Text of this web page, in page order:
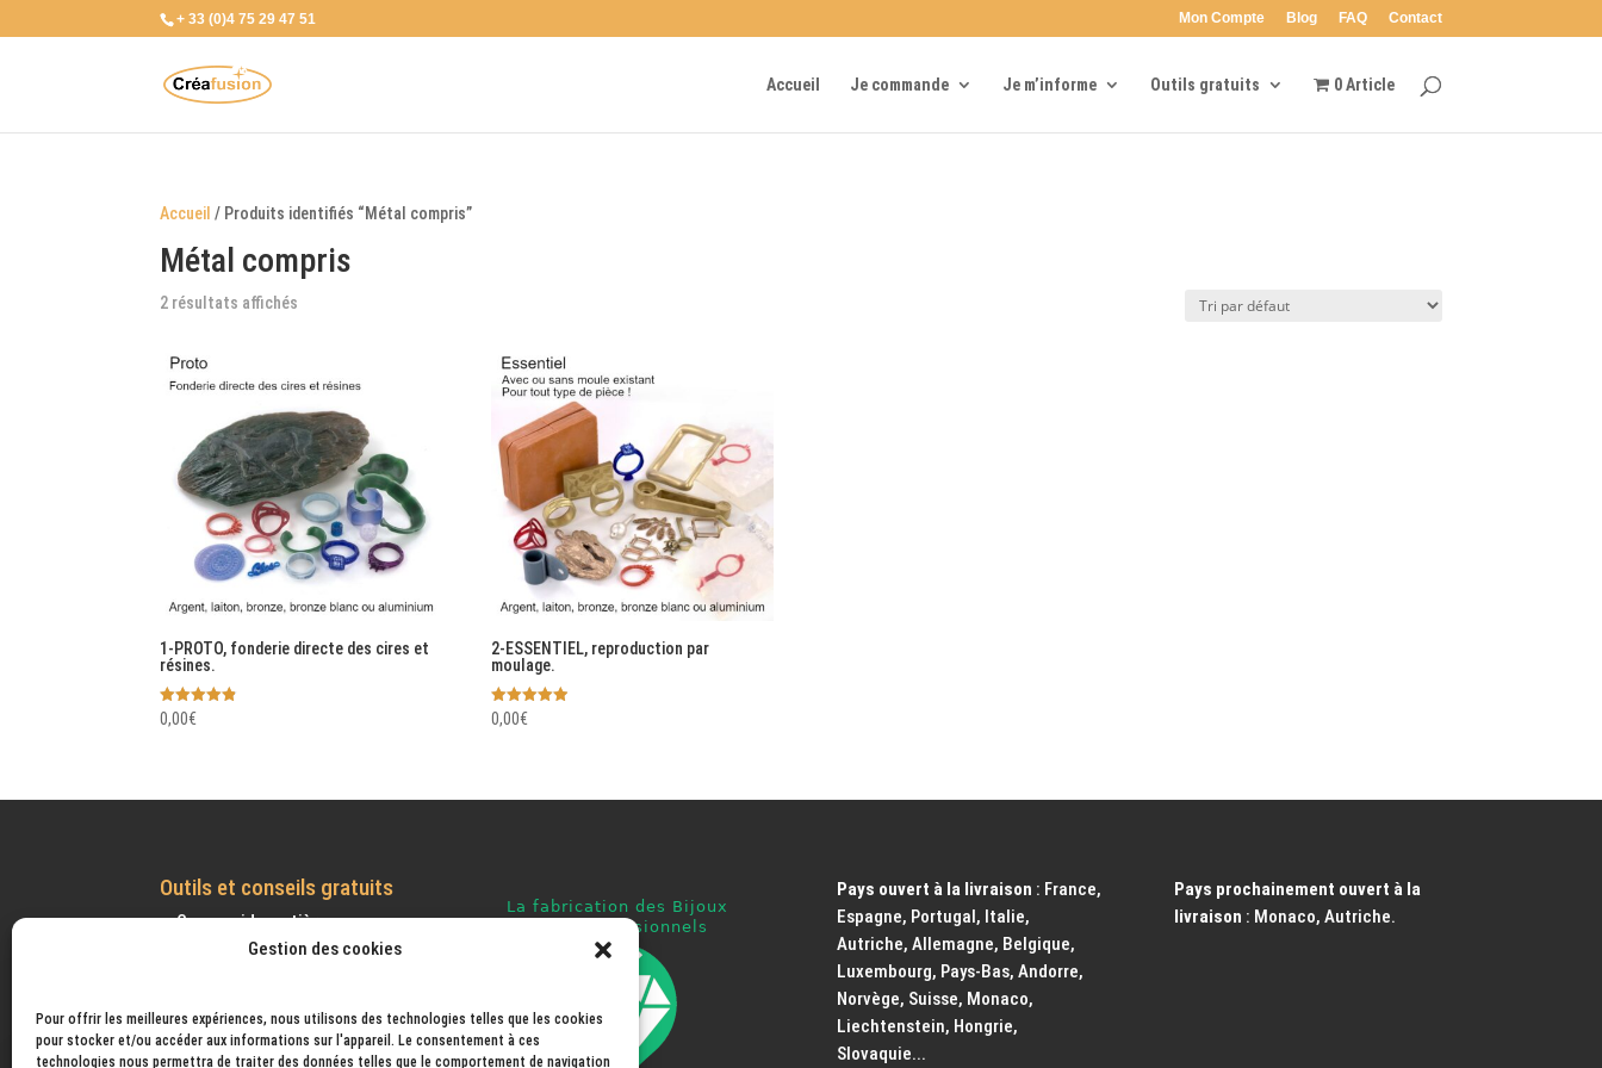
Gestion des cookies
Pour offrir les meilleures expériences, nous utilisons des technologies telles que les cookies
pour stocker et/ou accéder aux informations sur l'appareil. Le consentement à ces
technologies nous permettra de traiter des données telles que le comportement de navigation
+ 33 (0)4 75 29 47 51 Mon Compte Blog FAQ Contact
Accueil Je commande Je m’informe Outils gratuits 0 Article
Accueil / Produits identifiés “Métal compris”
Métal compris
2 résultats affichés
1-PROTO, fonderie directe des cires et
résines.
Note
4.83
0,00€
2-ESSENTIEL, reproduction par
moulage.
Note
4.91
0,00€
Outils et conseils gratuits
Conv. poids matière.
Calcul volume bijoux
Convertisseur Densité Volume
Aide à la vente de vos créations
Pays ouvert à la livraison : France,
Espagne, Portugal, Italie,
Autriche, Allemagne, Belgique,
Luxembourg, Pays-Bas, Andorre,
Norvège, Suisse, Monaco,
Liechtenstein, Hongrie,
Slovaquie...
Pays prochainement ouvert à la
livraison : Monaco, Autriche.